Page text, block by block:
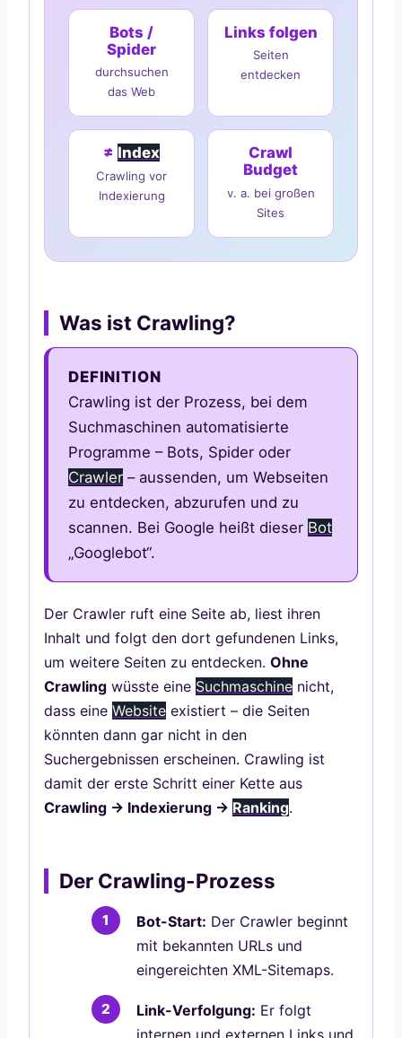
Bots /
Spider
durchsuchen
das Web
Links folgen
Seiten
entdecken
≠ Index
Crawling vor
Indexierung
Crawl
Budget
v. a. bei großen
Sites
Was ist Crawling?
DEFINITION
Crawling ist der Prozess, bei dem
Suchmaschinen automatisierte
Programme – Bots, Spider oder
Crawler – aussenden, um Webseiten
zu entdecken, abzurufen und zu
scannen. Bei Google heißt dieser Bot
„Googlebot“.
Der Crawler ruft eine Seite ab, liest ihren
Inhalt und folgt den dort gefundenen Links,
um weitere Seiten zu entdecken. Ohne
Crawling wüsste eine Suchmaschine nicht,
dass eine Website existiert – die Seiten
könnten dann gar nicht in den
Suchergebnissen erscheinen. Crawling ist
damit der erste Schritt einer Kette aus
Crawling → Indexierung → Ranking.
Der Crawling-Prozess
Bot-Start: Der Crawler beginnt
mit bekannten URLs und
eingereichten XML-Sitemaps.
Link-Verfolgung: Er folgt
internen und externen Links und